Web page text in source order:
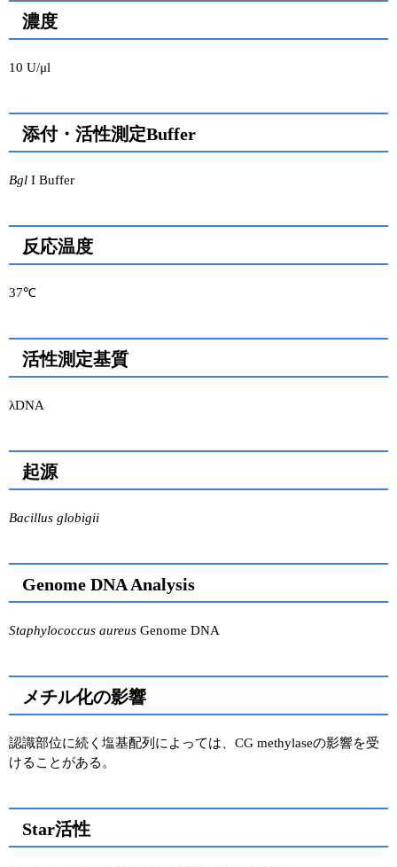
動画ライブラリー
Q&A
濃度
10 U/μl
添付・活性測定Buffer
Bgl I Buffer
反応温度
37℃
活性測定基質
λDNA
起源
Bacillus globigii
Genome DNA Analysis
Staphylococcus aureus Genome DNA
メチル化の影響
認識部位に続く塩基配列によっては、CG methylaseの影響を受
けることがある。
Star活性